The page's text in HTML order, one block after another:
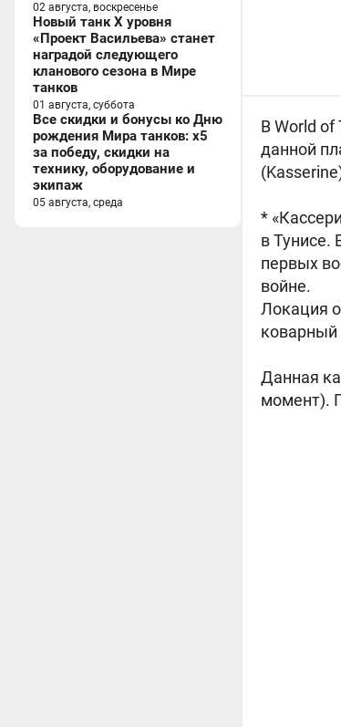
02 августа, воскресенье
Новый танк X уровня
«Проект Васильева» станет
наградой следующего
кланового сезона в Мире
танков
01 августа, суббота
Все скидки и бонусы ко Дню
рождения Мира танков: x5
за победу, скидки на
технику, оборудование и
экипаж
05 августа, среда
В World
данной
*
в Тунисе.
первых
войне.
Локация
коварный
Данная
момент).